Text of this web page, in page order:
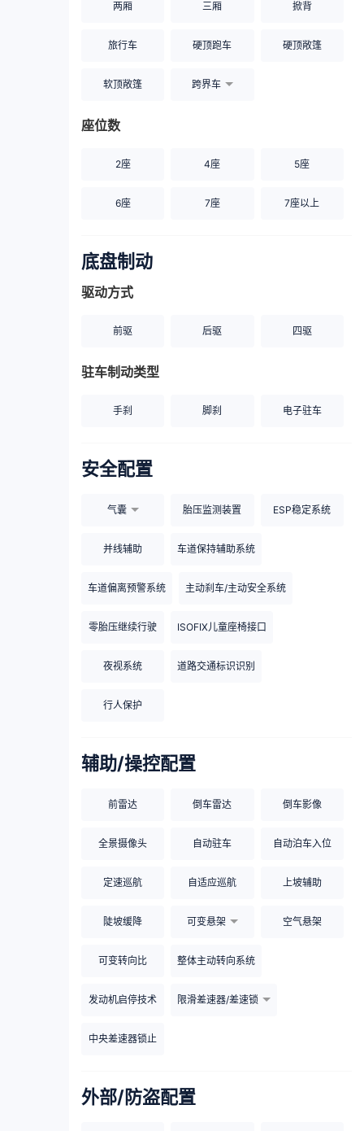
两厢 三厢 掀背
旅行车 硬顶跑车 硬顶敞篷
软顶敞篷 跨界车
座位数
2座 4座 5座
6座 7座 7座以上
底盘制动
驱动方式
前驱 后驱 四驱
驻车制动类型
手刹 脚刹 电子驻车
安全配置
气囊 胎压监测装置 ESP稳定系统
并线辅助 车道保持辅助系统
车道偏离预警系统 主动刹车/主动安全系统
零胎压继续行驶 ISOFIX儿童座椅接口
夜视系统 道路交通标识识别
行人保护
辅助/操控配置
前雷达 倒车雷达 倒车影像
全景摄像头 自动驻车 自动泊车入位
定速巡航 自适应巡航 上坡辅助
陡坡缓降 可变悬架 空气悬架
可变转向比 整体主动转向系统
发动机启停技术 限滑差速器/差速锁
中央差速器锁止
外部/防盗配置